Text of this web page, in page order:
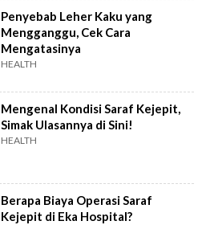
Penyebab Leher Kaku yang
Mengganggu, Cek Cara
Mengatasinya
HEALTH
Mengenal Kondisi Saraf Kejepit,
Simak Ulasannya di Sini!
HEALTH
Berapa Biaya Operasi Saraf
Kejepit di Eka Hospital?